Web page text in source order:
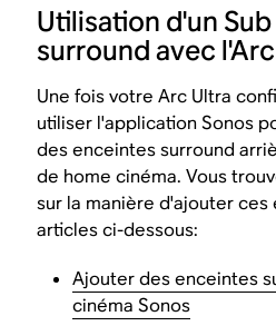
Utilisation d'un
surround avec
Une fois votre Arc Ultra
utiliser l'application Sonos
des enceintes surround
de home cinéma. Vous
sur la manière d'ajouter ces
articles ci-dessous:
Ajouter des enceintes
cinéma Sonos